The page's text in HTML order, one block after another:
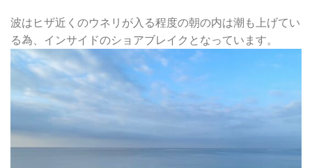
波はヒザ近くのウネリが入る程度の朝の内は潮も上げてい
る為、インサイドのショアブレイクとなっています。